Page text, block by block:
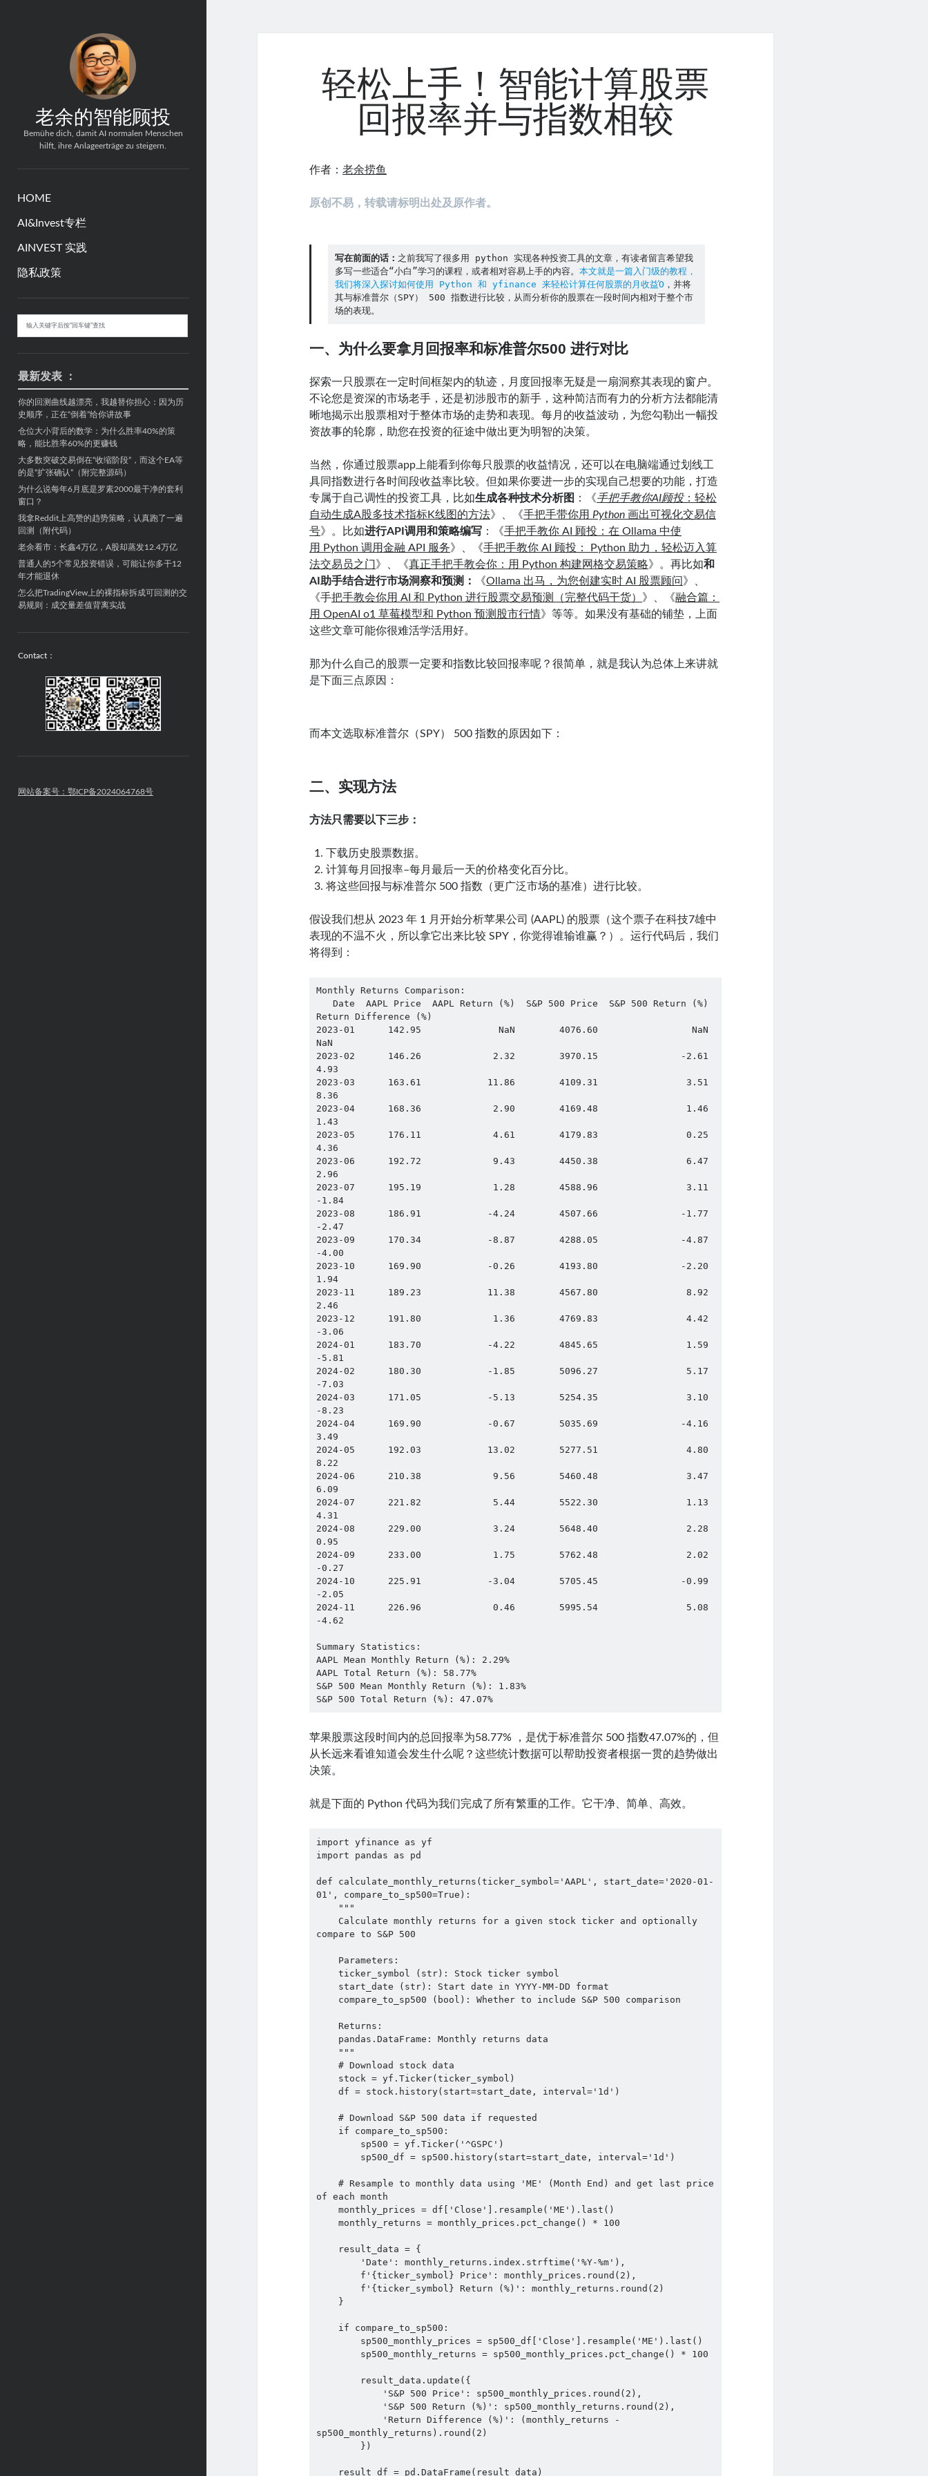
老余的智能顾投
Bemühe dich, damit AI normalen Menschen
hilft, ihre Anlageerträge zu steigern.
HOME
AI&Invest专栏
AINVEST 实践
隐私政策
Sidebar
最新发表 ：
你的回测曲线越漂亮，我越替你担心：因为历
史顺序，正在“倒着”给你讲故事
仓位大小背后的数学：为什么胜率40%的策
略，能比胜率60%的更赚钱
大多数突破交易倒在“收缩阶段”，而这个EA等
的是“扩张确认”（附完整源码）
为什么说每年6月底是罗素2000最干净的套利
窗口？
我拿Reddit上高赞的趋势策略，认真跑了一遍
回测（附代码）
老余看市：长鑫4万亿，A股却蒸发12.4万亿
普通人的5个常见投资错误，可能让你多干12
年才能退休
怎么把TradingView上的裸指标拆成可回测的交
易规则：成交量差值背离实战
Contact：
网站备案号：鄂ICP备2024064768号
轻松上手！智能计算股票
回报率并与指数相较
作者：老余捞鱼
原创不易，转载请标明出处及原作者。
写在前面的话： 之前我写了很多用 python 实现各种投资工具的文章，有读者留言希望我
多写一些适合“小白”学习的课程，或者相对容易上手的内容。 本文就是一篇入门级的教程，
我们将深入探讨如何使用 Python 和 yfinance 来轻松计算任何股票的月收益Ὁ ，并将
其与标准普尔（SPY） 500 指数进行比较，从而分析你的股票在一段时间内相对于整个市
场的表现。
一、为什么要拿月回报率和标准普尔500 进行对比
探索一只股票在一定时间框架内的轨迹，月度回报率无疑是一扇洞察其表现的窗户。
不论您是资深的市场老手，还是初涉股市的新手，这种简洁而有力的分析方法都能清
晰地揭示出股票相对于整体市场的走势和表现。每月的收益波动，为您勾勒出一幅投
资故事的轮廓，助您在投资的征途中做出更为明智的决策。
当然，你通过股票app上能看到你每只股票的收益情况，还可以在电脑端通过划线工
具同指数进行各时间段收益率比较。但如果你要进一步的实现自己想要的功能，打造
专属于自己调性的投资工具，比如生成各种技术分析图 ：《手把手教你AI顾投：轻松
自动生成A股多技术指标K线图的方法》、《手把手带你用 Python 画出可视化交易信
号》。比如进行API调用和策略编写 ：《手把手教你 AI 顾投：在 Ollama 中使
用 Python 调用金融 API 服务》、《手把手教你 AI 顾投： Python 助力，轻松迈入算
法交易员之门》、《真正手把手教会你：用 Python 构建网格交易策略》。再比如和
AI助手结合进行市场洞察和预测：
《Ollama 出马，为您创建实时 AI 股票顾问》、
《手把手教会你用 AI 和 Python 进行股票交易预测（完整代码干货） 》、《融合篇：
用 OpenAI o1 草莓模型和 Python 预测股市行情》等等。如果没有基础的铺垫，上面
这些文章可能你很难活学活用好。
那为什么自己的股票一定要和指数比较回报率呢？很简单，就是我认为总体上来讲就
是下面三点原因：
而本文选取标准普尔（SPY） 500 指数的原因如下：
二、实现方法
方法只需要以下三步：
下载历史股票数据。
计算每月回报率–每月最后一天的价格变化百分比。
将这些回报与标准普尔 500 指数（更广泛市场的基准）进行比较。
假设我们想从 2023 年 1 月开始分析苹果公司 (AAPL) 的股票（这个票子在科技7雄中
表现的不温不火，所以拿它出来比较 SPY，你觉得谁输谁赢？）。运行代码后，我们
将得到：
Monthly Returns Comparison:
Return Difference (%)
2023-01      142.95              NaN        4076.60                 NaN
NaN
2023-02      146.26             2.32        3970.15               -2.61
4.93
2023-03      163.61            11.86        4109.31                3.51
8.36
2023-04      168.36             2.90        4169.48                1.46
1.43
2023-05      176.11             4.61        4179.83                0.25
4.36
2023-06      192.72             9.43        4450.38                6.47
2.96
2023-07      195.19             1.28        4588.96                3.11
-1.84
2023-08      186.91            -4.24        4507.66               -1.77
-2.47
2023-09      170.34            -8.87        4288.05               -4.87
-4.00
2023-10      169.90            -0.26        4193.80               -2.20
1.94
2023-11      189.23            11.38        4567.80                8.92
2.46
2023-12      191.80             1.36        4769.83                4.42
-3.06
2024-01      183.70            -4.22        4845.65                1.59
-5.81
2024-02      180.30            -1.85        5096.27                5.17
-7.03
2024-03      171.05            -5.13        5254.35                3.10
-8.23
2024-04      169.90            -0.67        5035.69               -4.16
3.49
2024-05      192.03            13.02        5277.51                4.80
8.22
2024-06      210.38             9.56        5460.48                3.47
6.09
2024-07      221.82             5.44        5522.30                1.13
4.31
2024-08      229.00             3.24        5648.40                2.28
0.95
2024-09      233.00             1.75        5762.48                2.02
-0.27
2024-10      225.91            -3.04        5705.45               -0.99
-2.05
2024-11      226.96             0.46        5995.54                5.08
-4.62
Summary Statistics:
AAPL Mean Monthly Return (%): 2.29%
AAPL Total Return (%): 58.77%
S&P 500 Mean Monthly Return (%): 1.83%
S&P 500 Total Return (%): 47.07%
苹果股票这段时间内的总回报率为58.77% ，是优于标准普尔 500 指数47.07%的，但
从长远来看谁知道会发生什么呢？这些统计数据可以帮助投资者根据一贯的趋势做出
决策。
就是下面的 Python 代码为我们完成了所有繁重的工作。它干净、简单、高效。
import yfinance as yf
import pandas as pd
def calculate_monthly_returns(ticker_symbol='AAPL', start_date='2020-01-
01', compare_to_sp500=True):
compare to S&P 500
of each month
sp500_monthly_returns).round(2)